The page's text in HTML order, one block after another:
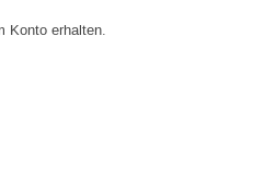
Konto erhalten.